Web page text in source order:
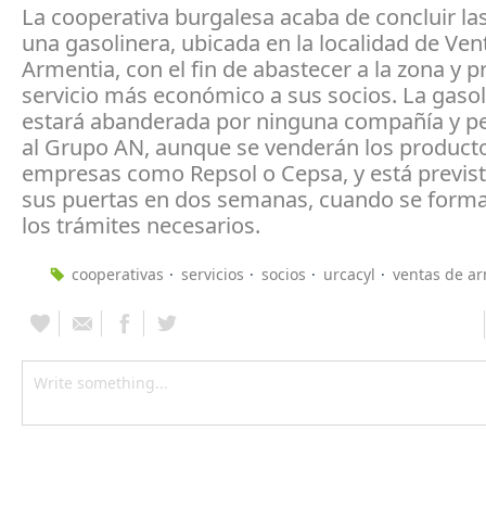
La cooperativa burgalesa acaba de concluir
una gasolinera, ubicada en la localidad de
Armentia, con el fin de abastecer a la zona y
servicio más económico a sus socios. La
estará abanderada por ninguna compañía y
al Grupo AN, aunque se venderán los
empresas como Repsol o Cepsa, y está
sus puertas en dos semanas, cuando se
los trámites necesarios.
cooperativas servicios socios urcacyl ventas de